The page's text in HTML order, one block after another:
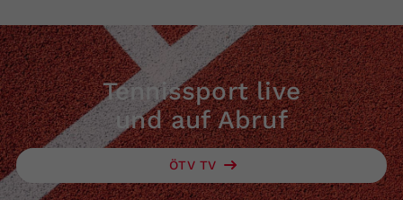
Tennissport live
und auf Abruf
ÖTV TV